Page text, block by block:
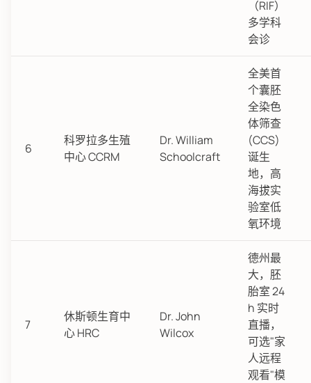
（RIF）
多学科
会诊
6
科罗拉多生殖
中心 CCRM
Dr. William
Schoolcraft
全美首
个囊胚
全染色
体筛查
(CCS)
诞生
地，高
海拔实
验室低
氧环境
7
休斯顿生育中
心 HRC
Dr. John
Wilcox
德州最
大，胚
胎室 24
h 实时
直播，
可选"家
人远程
观看"模